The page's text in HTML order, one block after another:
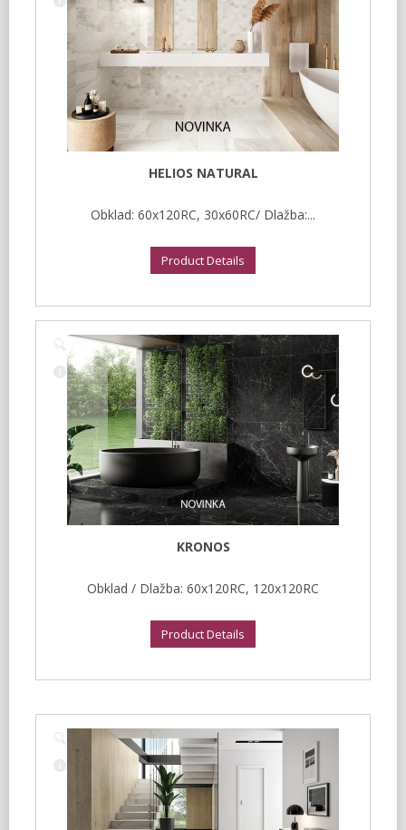
HELIOS NATURAL
Obklad: 60x120RC, 30x60RC/ Dlažba:...
Product Details
KRONOS
Obklad / Dlažba: 60x120RC, 120x120RC
Product Details